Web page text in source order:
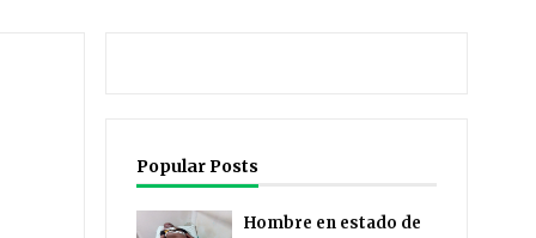
Popular Posts
Hombre en estado de